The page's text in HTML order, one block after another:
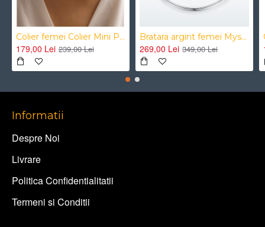
Colier femei Colier Mini Perle Choker
179,00 Lei 239,00 Lei
Bratara argint femei Mystyle Heart Bracelet tip Pandora
269,00 Lei 349,00 Lei
Informatii
Despre Noi
Livrare
Politica Confidentialitatii
Termeni si Conditii